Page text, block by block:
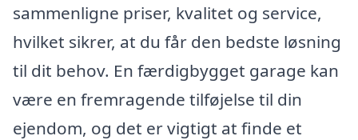
sammenligne priser, kvalitet og service,
hvilket sikrer, at du får den bedste løsning
til dit behov. En færdigbygget garage kan
være en fremragende tilføjelse til din
ejendom, og det er vigtigt at finde et